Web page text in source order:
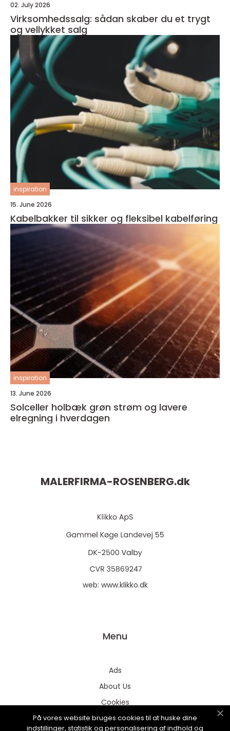
02. July 2026
Virksomhedssalg: sådan skaber du et trygt
og vellykket salg
inspiration
15. June 2026
Kabelbakker til sikker og fleksibel kabelføring
inspiration
13. June 2026
Solceller holbæk grøn strøm og lavere
elregning i hverdagen
MALERFIRMA-ROSENBERG.dk
web: www.klikko.dk
Menu
Ads
About Us
Cookies
Contact
På vores website bruges cookies til at huske dine
indstillinger, statistik og personalisering af indhold og